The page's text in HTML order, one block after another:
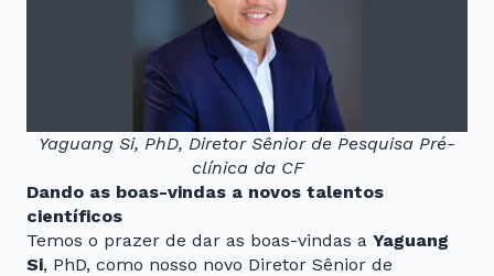
Yaguang Si, PhD, Diretor Sênior de Pesquisa Pré-
clínica da CF
Dando as boas-vindas a novos talentos
científicos
Temos o prazer de dar as boas-vindas a Yaguang
Si, PhD, como nosso novo Diretor Sênior de